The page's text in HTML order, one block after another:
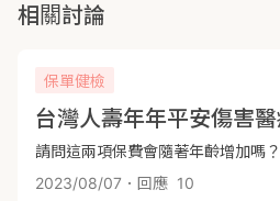
相關討論
保單健檢
請問這兩項保費會隨著年齡增加嗎？
2023/08/07 ．回應 10